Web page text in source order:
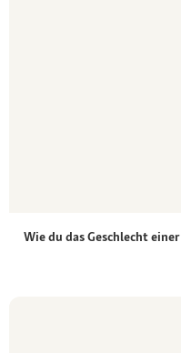
Wie du das Geschlecht